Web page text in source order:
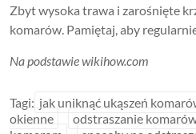
Zbyt wysoka trawa i zarośnięte
komarów. Pamiętaj, aby
Na podstawie wikihow.com
Tagi: jak uniknąć ukąszeń
okienne
odstraszanie